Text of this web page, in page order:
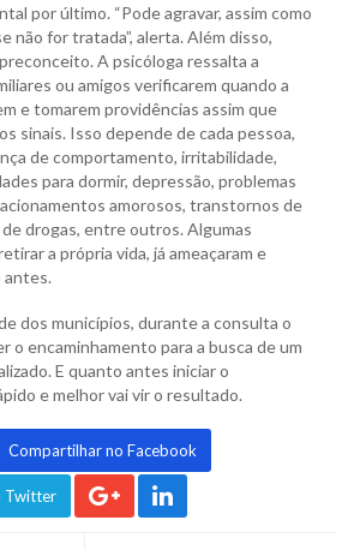
por último. “Pode agravar, assim como
não for tratada”, alerta. Além disso,
A psicóloga ressalta a
ou amigos verificarem quando a
e tomarem providências assim que
sinais. Isso depende de cada pessoa,
de comportamento, irritabilidade,
para dormir, depressão, problemas
amorosos, transtornos de
drogas, entre outros. Algumas
a própria vida, já ameaçaram e
antes.
dos municípios, durante a consulta o
o encaminhamento para a busca de um
E quanto antes iniciar o
e melhor vai vir o resultado.
Compartilhar no Facebook
Twitter